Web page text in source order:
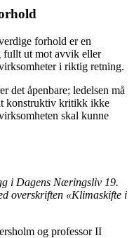
forhold er en
fullt ut mot avvik eller
i riktig retning.
det åpenbare; ledelsen må
konstruktiv kritikk ikke
skal kunne
i Dagens Næringsliv 19.
overskriften «Klimaskifte i
og professor II